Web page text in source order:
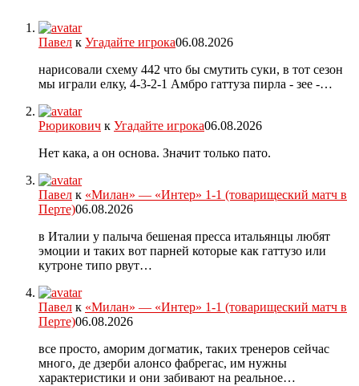
Павел к Угадайте игрока06.08.2026
нарисовали схему 442 что бы смутить суки, в тот сезон
мы играли елку, 4-3-2-1 Амбро гаттуза пирла - зее -…
Рюрикович к Угадайте игрока06.08.2026
Нет кака, а он основа. Значит только пато.
Павел к «Милан» — «Интер» 1-1 (товарищеский матч в
Перте)06.08.2026
в Италии у палыча бешеная пресса итальянцы любят
эмоции и таких вот парней которые как гаттузо или
кутроне типо рвут…
Павел к «Милан» — «Интер» 1-1 (товарищеский матч в
Перте)06.08.2026
все просто, аморим догматик, таких тренеров сейчас
много, де дзерби алонсо фабрегас, им нужны
характеристики и они забивают на реальное…